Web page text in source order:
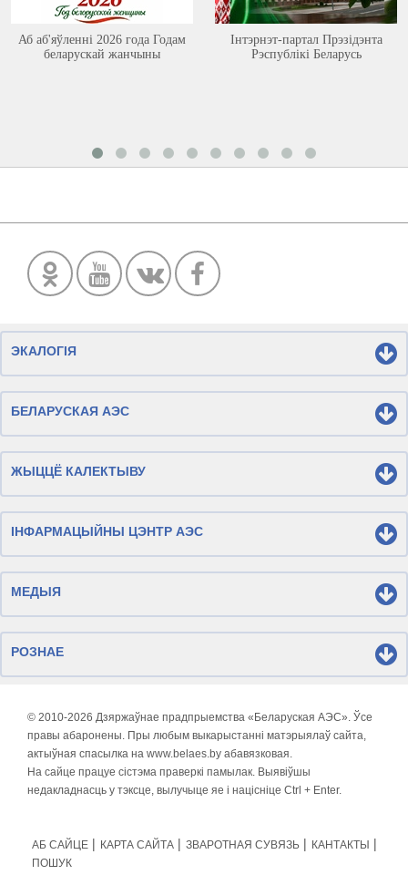
Аб аб'яўленні 2026 года Годам
беларускай жанчыны
Інтэрнэт-партал Прэзідэнта
Рэспублікі Беларусь
ЭКАЛОГІЯ
БЕЛАРУСКАЯ АЭС
ЖЫЦЦЁ КАЛЕКТЫВУ
ІНФАРМАЦЫЙНЫ ЦЭНТР АЭС
МЕДЫЯ
РОЗНАЕ
© 2010-2026 Дзяржаўнае прадпрыемства «Беларуская АЭС». Ўсе
правы абаронены. Пры любым выкарыстанні матэрыялаў сайта,
актыўная спасылка на www.belaes.by абавязковая.
На сайце працуе сістэма праверкі памылак. Выявіўшы
недакладнасць у тэксце, вылучыце яе і націсніце Ctrl + Enter.
АБ САЙЦЕ КАРТА САЙТА ЗВАРОТНАЯ СУВЯЗЬ
КАНТАКТЫ
ПОШУК